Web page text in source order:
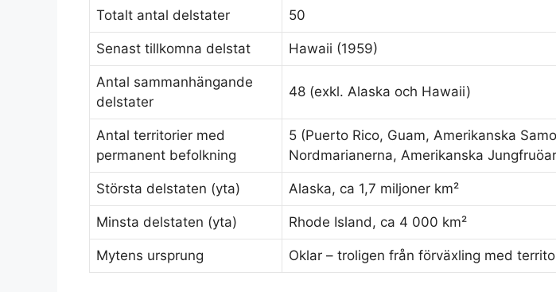
Totalt antal delstater 50
Senast tillkomna delstat Hawaii (1959)
Antal sammanhängande
delstater
48 (exkl. Alaska och Hawaii)
Antal territorier med
permanent befolkning
5 (Puerto Rico, Guam, Amerikanska
Nordmarianerna, Amerikanska
Största delstaten (yta) Alaska, ca 1,7 miljoner km²
Minsta delstaten (yta) Rhode Island, ca 4 000 km²
Mytens ursprung Oklar – troligen från förväxling med